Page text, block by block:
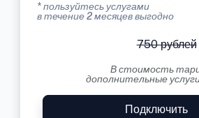
* пользуйтесь услугами
в течение 2 месяцев выгодно
750 рублей
В стоимость
дополнительные
Подключить